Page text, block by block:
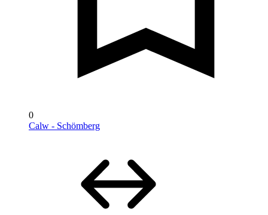
0
Calw - Schömberg